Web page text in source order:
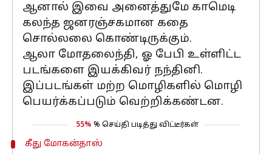
ஆனால் இவை அனைத்துமே காமெடி
கலந்த ஜனரஞ்சகமான கதை
சொல்லலை கொண்டிருக்கும்.
ஆலா மோதலைந்தி, ஓ பேபி உள்ளிட்ட
படங்களை இயக்கிவர் நந்தினி.
இப்படங்கள் மற்ற மொழிகளில் மொழி
பெயர்க்கப்படும் வெற்றிக்கண்டன.
55% % செய்தி படித்து விட்டீர்கள்
கீது மோகன்தாஸ்